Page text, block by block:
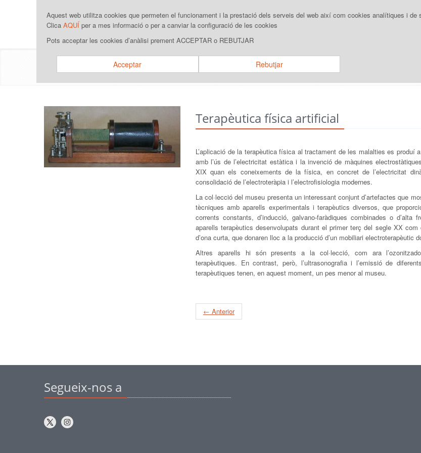
Aquest web utilitza cookies que permeten el funcionament i la prestació dels serveis del web així com cookies analítiques i
Clica AQUÍ per a mes informació o per a canviar la configuració de les cookies
Pots acceptar les cookies d’anàlisi prement ACCEPTAR o REBUTJAR
Acceptar Rebutjar
Instruments científics
Terapèutica física artificial
L’aplicació de la terapèutica física al tractament de les malalties es produí
amb l’ús de l’electricitat estàtica i la invenció de màquines
XIX quan els coneixements de la física, en concret de l’electricitat
consolidació de l’electroteràpia i l’electrofisiologia modernes.
La col·lecció del museu presenta un interessant conjunt d’artefactes que
tècniques amb aparells experimentals i terapèutics diversos, que
corrents constants, d’inducció, galvano-faràdiques combinades o d’alta
aparells terapèutics desenvolupats durant el primer terç del segle XX
d’ona curta, que donaren lloc a la producció d’un mobiliari electroterapèutic
Altres aparells hi són presents a la col·lecció, com ara
terapèutiques. En contrast, però, l’ultrasonografia i l’emissió de
terapèutiques tenen, en aquest moment, un pes menor al museu.
← Anterior
Segueix-nos a